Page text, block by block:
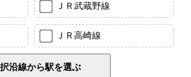
ＪＲ武蔵野線
ＪＲ高崎線